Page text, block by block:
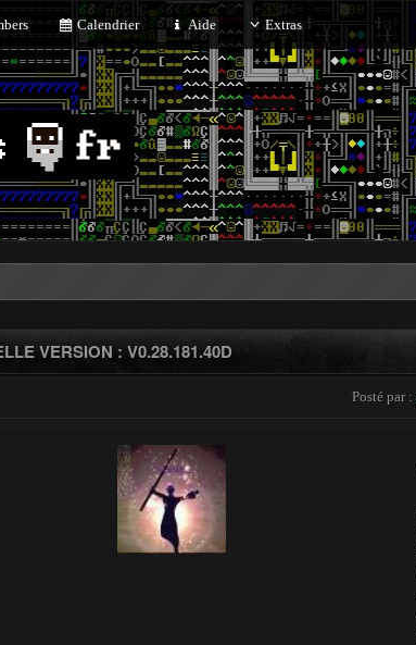
Calendrier Aide Extras
VERSION : V0.28.181.40D
Posté par :